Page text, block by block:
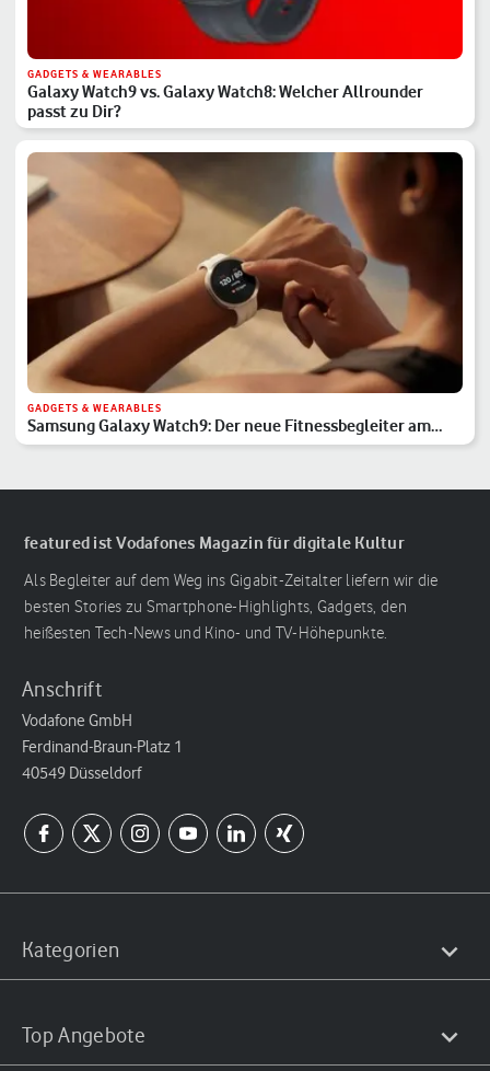
GADGETS & WEARABLES
Galaxy Watch9 vs. Galaxy Watch8: Welcher Allrounder
passt zu Dir?
GADGETS & WEARABLES
Samsung Galaxy Watch9: Der neue Fitnessbegleiter am
Handgelenk
featured ist Vodafones Magazin für digitale Kultur
Als Begleiter auf dem Weg ins Gigabit-Zeitalter liefern wir die
besten Stories zu Smartphone-Highlights, Gadgets, den
heißesten Tech-News und Kino- und TV-Höhepunkte.
Anschrift
Vodafone GmbH
Ferdinand-Braun-Platz 1
40549 Düsseldorf
Kategorien
Top Angebote